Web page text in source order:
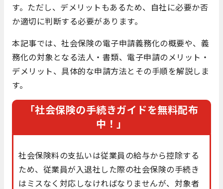
す。ただし、デメリットもあるため、自社に必要か否
か適切に判断する必要があります。
本記事では、社会保険の電子申請義務化の概要や、義
務化の対象となる法人・書類、電子申請のメリット・
デメリット、具体的な申請方法とその手順を解説しま
す。
「社会保険の手続きガイドを無料配布
中！」
社会保険料の支払いは従業員の給与から控除する
ため、従業員が入退社した際の社会保険の手続き
はミスなく対応しなければなりませんが、対象者